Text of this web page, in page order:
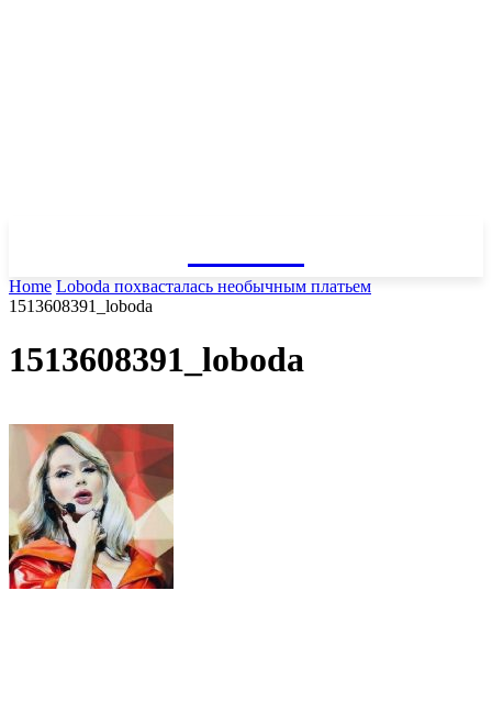
Home Loboda похвасталась необычным платьем
1513608391_loboda
1513608391_loboda